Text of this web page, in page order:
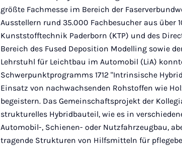
größte Fachmesse im Bereich der
Ausstellern rund 35.000 Fachbesucher aus über
Kunststofftechnik Paderborn (KTP) und des
Bereich des Fused Deposition Modelling sowie
Lehrstuhl für Leichtbau im Automobil (LiA)
Schwerpunktprogramms 1712 "Intrinsische
Einsatz von nachwachsenden Rohstoffen wie
begeistern. Das Gemeinschaftsprojekt der
strukturelles Hybridbauteil, wie es in
Automobil-, Schienen- oder Nutzfahrzeugbau,
tragende Strukturen von Hilfsmitteln für